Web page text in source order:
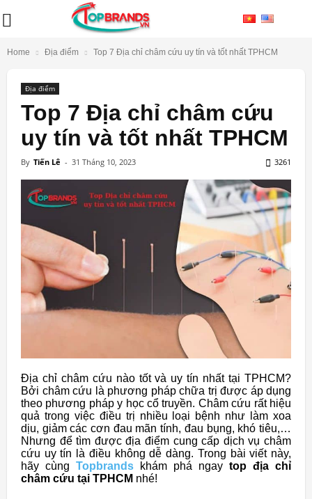
Home Địa điểm Top 7 Địa chỉ châm cứu uy tín và tốt nhất TPHCM
Địa điểm
Top 7 Địa chỉ châm cứu
uy tín và tốt nhất TPHCM
By Tiến Lê - 31 Tháng 10, 2023 3261
Địa chỉ châm cứu nào tốt và uy tín nhất tại TPHCM?
Bởi châm cứu là phương pháp chữa trị được áp dụng
theo phương pháp y học cổ truyền. Châm cứu rất hiệu
quả trong việc điều trị nhiều loại bệnh như làm xoa
dịu, giảm các cơn đau mãn tính, đau bụng, khó tiêu,…
Nhưng để tìm được địa điểm cung cấp dịch vụ châm
cứu uy tín là điều không dễ dàng. Trong bài viết này,
hãy cùng Topbrands khám phá ngay top địa chỉ
châm cứu tại TPHCM nhé!